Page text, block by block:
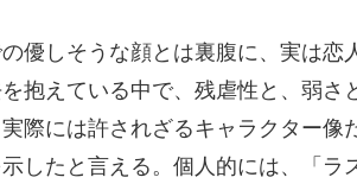
優しそうな顔とは裏腹に、実は恋
抱えている中で、残虐性と、弱さ
際には許されざるキャラクター像
したと言える。個人的には、「ラ